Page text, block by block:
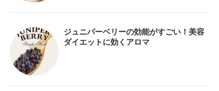
ジュニパーベリーの効能がすごい！美容
ダイエットに効くアロマ